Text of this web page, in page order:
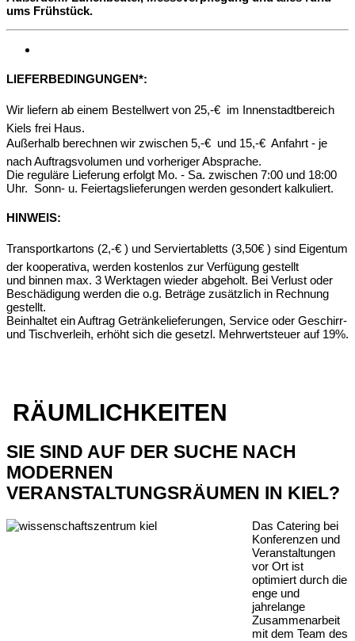
ums Frühstück.
LIEFERBEDINGUNGEN*:
Wir liefern ab einem Bestellwert von 25,-€  im Innenstadtbereich
Kiels frei Haus.
Außerhalb berechnen wir zwischen 5,-€  und 15,-€  Anfahrt - je
nach Auftragsvolumen und vorheriger Absprache.
Die reguläre Lieferung erfolgt Mo. - Sa. zwischen 7:00 und 18:00
Uhr. Sonn- u. Feiertagslieferungen werden gesondert kalkuliert.
HINWEIS:
Transportkartons (2,-€ ) und Serviertabletts (3,50€ ) sind Eigentum
der kooperativa, werden kostenlos zur Verfügung gestellt
und binnen max. 3 Werktagen wieder abgeholt. Bei Verlust oder
Beschädigung werden die o.g. Beträge zusätzlich in Rechnung
gestellt.
Beinhaltet ein Auftrag Getränkelieferungen, Service oder Geschirr-
und Tischverleih, erhöht sich die gesetzl. Mehrwertsteuer auf 19%.
RÄUMLICHKEITEN
SIE SIND AUF DER SUCHE NACH
MODERNEN
VERANSTALTUNGSRÄUMEN IN KIEL?
Das Catering bei
Konferenzen und
Veranstaltungen
vor Ort ist
optimiert durch die
enge und
jahrelange
Zusammenarbeit
mit dem Team des